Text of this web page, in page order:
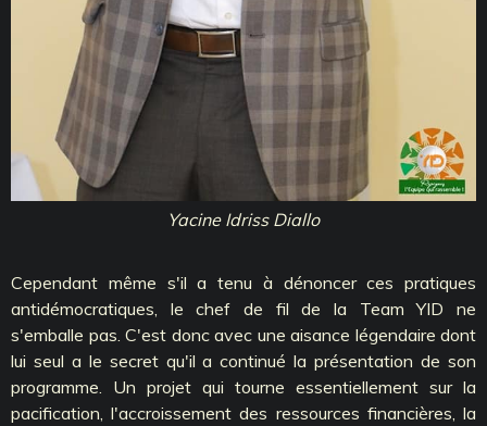
Yacine Idriss Diallo
Cependant même s'il a tenu à dénoncer ces pratiques
antidémocratiques, le chef de fil de la Team YID ne
s'emballe pas. C'est donc avec une aisance légendaire dont
lui seul a le secret qu'il a continué la présentation de son
programme. Un projet qui tourne essentiellement sur la
pacification, l'accroissement des ressources financières, la